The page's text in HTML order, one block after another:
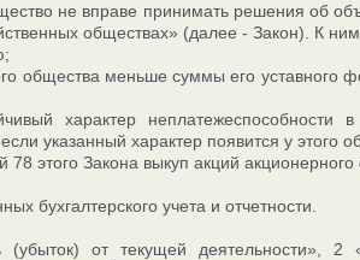
не вправе принимать решения об
обществах» (далее - Закон). К ним
общества меньше суммы его
характер неплатежеспособности
указанный характер появится у этого
78 этого Закона выкуп акций
бухгалтерского учета и отчетности.
от текущей деятельности», 2